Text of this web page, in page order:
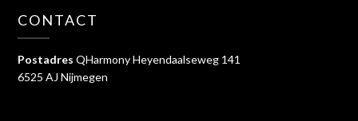
CONTACT
Postadres QHarmony Heyendaalseweg 141
6525 AJ Nijmegen